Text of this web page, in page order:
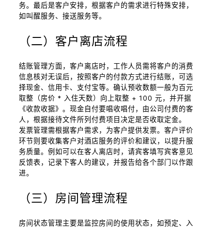
务。最后是客户安排，根据客户的需求进行特殊安排，
如叫醒服务、接送服务等。
（二）客户离店流程
结账管理方面，客户离店时，工作人员需将客户的消费
信息核对无误后，按照客户的付款方式进行结账，可选
择现金、信用卡、支付宝等。确认预收数额一般为百元
取整（房价 * 入住天数）向上取整 + 100 元，并开据
《收款收据》。现金自付要唱收唱付，由公司付费的客
人，根据接待文件所列付费项目决定是否收取定金。
发票管理需根据客户需求，为客户提供发票。客户评价
环节则要收集客户对酒店服务的评价和建议，以提升服
务质量。例如可以在客人离店时，请宾客填写宾客意见
反馈表，记录下客人的建议，并报告给各个部门以作跟
进。
（三）房间管理流程
房间状态管理主要是监控房间的使用状态，如预定、入